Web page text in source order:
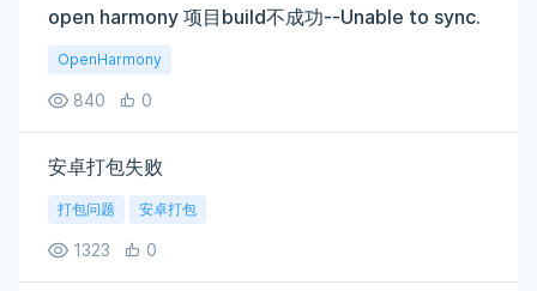
open harmony 项目build不成功--Unable to sync.
OpenHarmony
840 0
安卓打包失败
打包问题 安卓打包
1323 0